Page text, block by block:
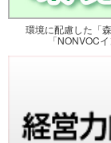
環境に配慮した「
「NONVOC